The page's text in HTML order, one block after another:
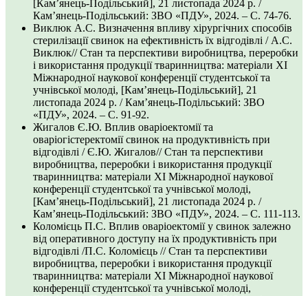
[Кам’янець-Подільський], 21 листопада 2024 р. /
Кам’янець-Подільський: ЗВО «ПДУ», 2024. – С. 74-76.
Виклюк А.С. Визначення впливу хірургічних способів
стерилізації свинок на ефективність їх відгодівлі / А.С.
Виклюк// Стан та перспективи виробництва, переробки
і використання продукції тваринництва: матеріали ХІ
Міжнародної наукової конференції студентської та
учнівської молоді, [Кам’янець-Подільський], 21
листопада 2024 р. / Кам’янець-Подільський: ЗВО
«ПДУ», 2024. – С. 91-92.
Жигалов Є.Ю. Вплив оваріоектомії та
оваріогістеректомії свинок на продуктивність при
відгодівлі / Є.Ю. Жигалов// Стан та перспективи
виробництва, переробки і використання продукції
тваринництва: матеріали ХІ Міжнародної наукової
конференції студентської та учнівської молоді,
[Кам’янець-Подільський], 21 листопада 2024 р. /
Кам’янець-Подільський: ЗВО «ПДУ», 2024. – С. 111-113.
Коломієць П.С. Вплив оваріоектомії у свинок залежно
від оперативного доступу на їх продуктивність при
відгодівлі /П.С. Коломієць // Стан та перспективи
виробництва, переробки і використання продукції
тваринництва: матеріали ХІ Міжнародної наукової
конференції студентської та учнівської молоді,